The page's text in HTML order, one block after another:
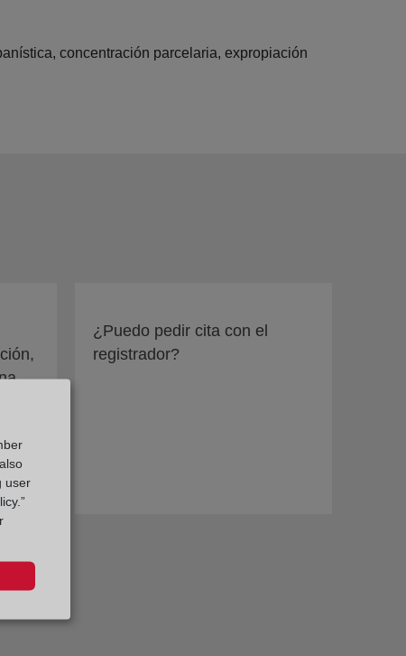
concentración parcelaria, expropiación
¿Puedo pedir cita con el
registrador?
user